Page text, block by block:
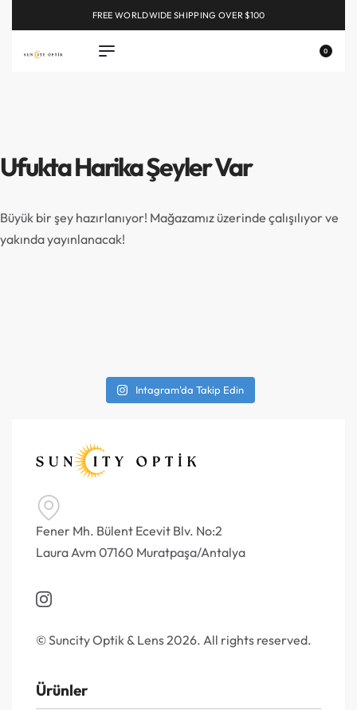
FREE WORLDWIDE SHIPPING OVER $100
0
Ufukta Harika Şeyler Var
Büyük bir şey hazırlanıyor! Mağazamız üzerinde çalışılıyor ve
yakında yayınlanacak!
Intagram'da Takip Edin
Fener Mh. Bülent Ecevit Blv. No:2
Laura Avm 07160 Muratpaşa/Antalya
© Suncity Optik & Lens 2026. All rights reserved.
Ürünler